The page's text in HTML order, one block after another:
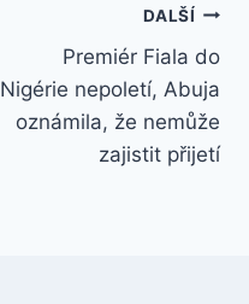
DALŠÍ
Premiér Fiala do
Nigérie nepoletí, Abuja
oznámila, že nemůže
zajistit přijetí